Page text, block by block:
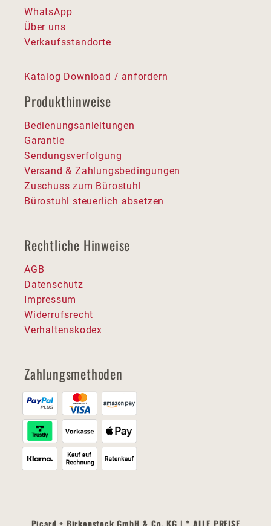
WhatsApp
Über uns
Verkaufsstandorte
Katalog Download / anfordern
Produkthinweise
Bedienungsanleitungen
Garantie
Sendungsverfolgung
Versand & Zahlungsbedingungen
Zuschuss zum Bürostuhl
Bürostuhl steuerlich absetzen
Rechtliche Hinweise
AGB
Datenschutz
Impressum
Widerrufsrecht
Verhaltenskodex
Zahlungsmethoden
Picard + Birkenstock GmbH & Co. KG | * ALLE PREISE